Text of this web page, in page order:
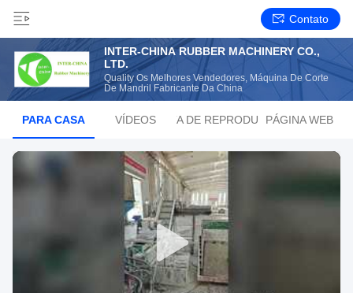
Contato
INTER-CHINA RUBBER MACHINERY CO.,
LTD.
Quality Os Melhores Vendedores, Máquina De Corte
De Mandril Fabricante Da China
PARA CASA VÍDEOSLISTA DE REPRODUÇÃOPÁGINA WEB